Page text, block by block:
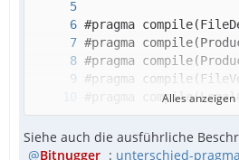
Alles anzeigen
Siehe auch die ausführliche
Bitnugger : unterschied-